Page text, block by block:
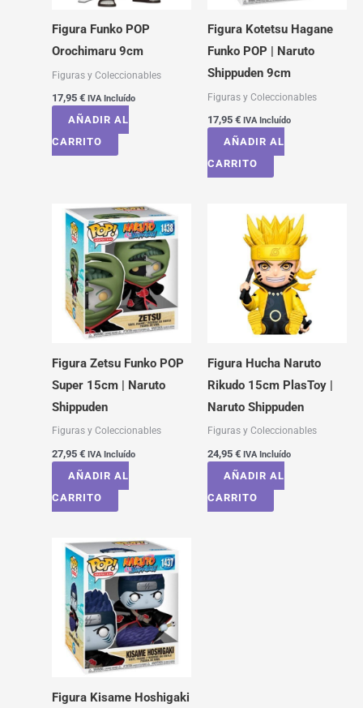
Figura Funko POP
Orochimaru 9cm
Figuras y Coleccionables
17,95 € IVA Incluído
AÑADIR AL
CARRITO
Figura Kotetsu Hagane
Funko POP | Naruto
Shippuden 9cm
Figuras y Coleccionables
17,95 € IVA Incluído
AÑADIR AL
CARRITO
Figura Zetsu Funko POP
Super 15cm | Naruto
Shippuden
Figuras y Coleccionables
27,95 € IVA Incluído
AÑADIR AL
CARRITO
Figura Hucha Naruto
Rikudo 15cm PlasToy |
Naruto Shippuden
Figuras y Coleccionables
24,95 € IVA Incluído
AÑADIR AL
CARRITO
Figura Kisame Hoshigaki